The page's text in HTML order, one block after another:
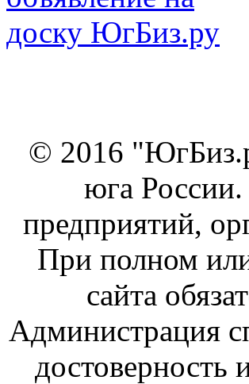
© 2016
юга
предприятий,
При полном
сайта
Администрация
достоверность